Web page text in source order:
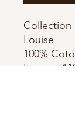
Collection
Louise
100%
Largeur